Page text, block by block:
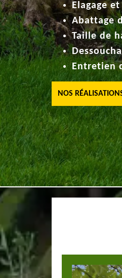
Elagage
Abattage
Taille de
Entretien
NOS